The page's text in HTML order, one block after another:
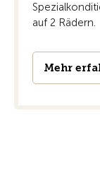
auf 2 Rädern.
Mehr